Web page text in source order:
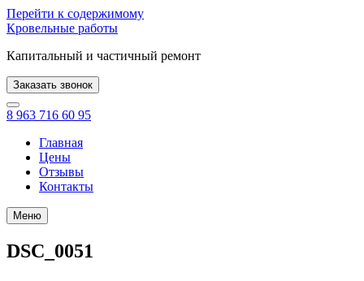
Перейти к содержимому
Кровельные работы
Капитальный и частичный ремонт
Заказать звонок
8 963 716 60 95
Главная
Цены
Отзывы
Контакты
Меню
DSC_0051